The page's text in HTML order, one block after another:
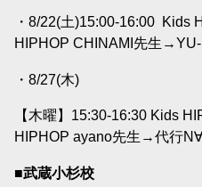
・8/22(土)15:00-16:00 Kids
HIPHOP CHINAMI 先生→YU-
・8/27(木)
【木曜】15:30-16:30 Kids
HIPHOP ayano先生→代行
■武蔵小杉校